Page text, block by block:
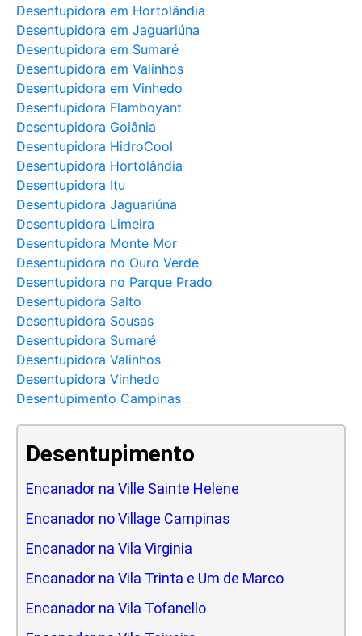
Desentupidora em Hortolândia
Desentupidora em Jaguariúna
Desentupidora em Sumaré
Desentupidora em Valinhos
Desentupidora em Vinhedo
Desentupidora Flamboyant
Desentupidora Goiânia
Desentupidora HidroCool
Desentupidora Hortolândia
Desentupidora Itu
Desentupidora Jaguariúna
Desentupidora Limeira
Desentupidora Monte Mor
Desentupidora no Ouro Verde
Desentupidora no Parque Prado
Desentupidora Salto
Desentupidora Sousas
Desentupidora Sumaré
Desentupidora Valinhos
Desentupidora Vinhedo
Desentupimento Campinas
Desentupimento
Encanador na Ville Sainte Helene
Encanador no Village Campinas
Encanador na Vila Virginia
Encanador na Vila Trinta e Um de Marco
Encanador na Vila Tofanello